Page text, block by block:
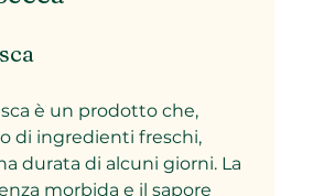
è un prodotto che,
di ingredienti freschi,
durata di alcuni giorni. La
morbida e il sapore